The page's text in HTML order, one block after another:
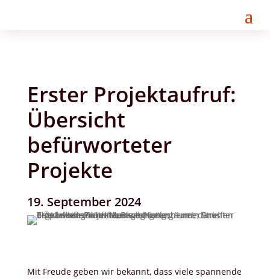
Erster Projektaufruf:
Übersicht
befürworteter
Projekte
19. September 2024
Mit Freude geben wir bekannt, dass viele spannende